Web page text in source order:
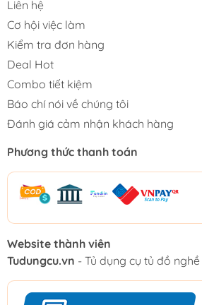
Liên hệ
Cơ hội việc làm
Kiểm tra đơn hàng
Deal Hot
Combo tiết kiệm
Báo chí nói về chúng tôi
Đánh giá cảm nhận khách hàng
Phương thức thanh toán
Website thành viên
Tudungcu.vn - Tủ dụng cụ tủ đồ